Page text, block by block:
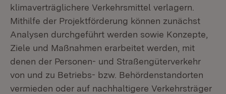
klimaverträglichere Verkehrsmittel verlagern.
Mithilfe der Projektförderung können zunächst
Analysen durchgeführt werden sowie Konzepte,
Ziele und Maßnahmen erarbeitet werden, mit
denen der Personen- und Straßengüterverkehr
von und zu Betriebs- bzw. Behördenstandorten
vermieden oder auf nachhaltigere Verkehrsträger